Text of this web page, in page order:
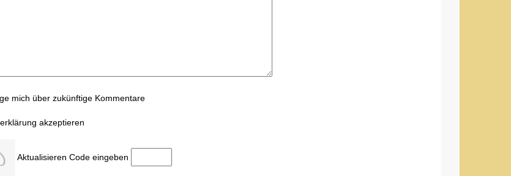
mich über zukünftige Kommentare
akzeptieren
Aktualisieren Code eingeben